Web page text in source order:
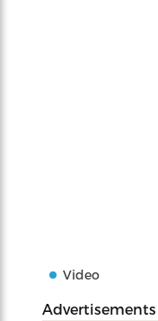
Video
Advertisements